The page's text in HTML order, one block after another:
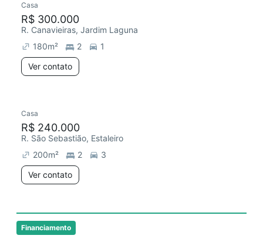
Financiamento
Casa
R$ 300.000
R. Canavieiras, Jardim Laguna
180m² 2
1
Ver contato
Casa
R$ 240.000
R. São Sebastião, Estaleiro
200m² 2
3
Ver contato